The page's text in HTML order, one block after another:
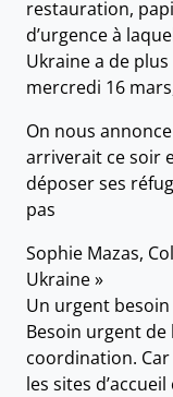
restauration,
d’urgence à
Ukraine a de
mercredi 16
On nous
arriverait ce soir
déposer ses
pas
Sophie Mazas,
Ukraine »
Un urgent
Besoin urgent de
coordination.
les sites